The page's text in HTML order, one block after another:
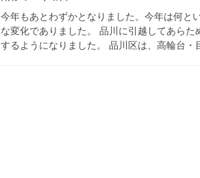
今年もあとわずかとなりました。今年は何と
な変化でありました。 品川に引越してあら
するようになりました。 品川区は、高輪台